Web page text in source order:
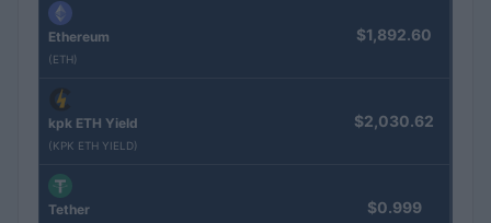
Ethereum
(ETH)
$1,892.60
kpk ETH Yield
(KPK ETH YIELD)
$2,030.62
Tether $0.999